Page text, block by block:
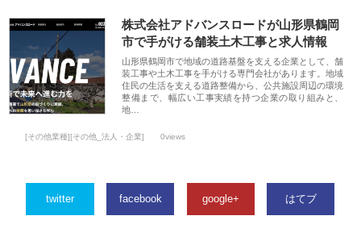
株式会社アドバンスロードが山形県鶴岡
市で手がける舗装土木工事と求人情報
山形県鶴岡市で地域の道路基盤を支える企業として、舗
装工事や土木工事を手がける専門会社があります。地域
住民の生活を支える道路整備から、公共施設周辺の環境
整備まで、幅広い工事実績を持つ企業の取り組みと、
地…
[その他業種][その他_法人・企業] 0views
twitter facebook google+ はてブ